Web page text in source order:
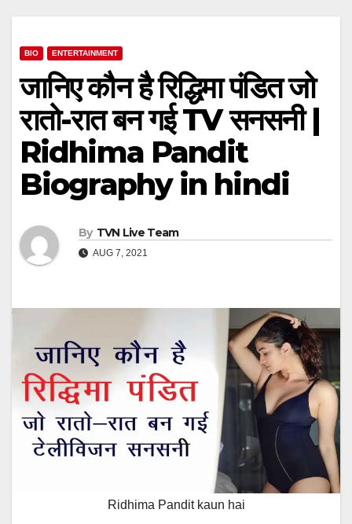
BIO ENTERTAINMENT
जानिए कौन है रिद्धिमा पंडित जो
रातो-रात बन गई TV सनसनी |
Ridhima Pandit
Biography in hindi
By TVN Live Team
AUG 7, 2021
Ridhima Pandit kaun hai